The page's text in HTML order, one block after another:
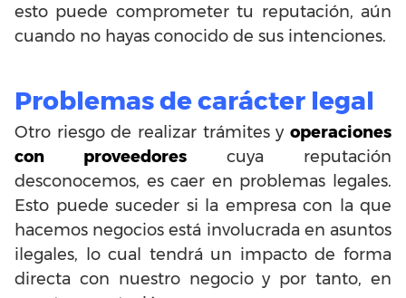
esto puede comprometer tu reputación, aún
cuando no hayas conocido de sus intenciones.
Problemas de carácter legal
Otro riesgo de realizar trámites y operaciones
con proveedores cuya reputación
desconocemos, es caer en problemas legales.
Esto puede suceder si la empresa con la que
hacemos negocios está involucrada en asuntos
ilegales, lo cual tendrá un impacto de forma
directa con nuestro negocio y por tanto, en